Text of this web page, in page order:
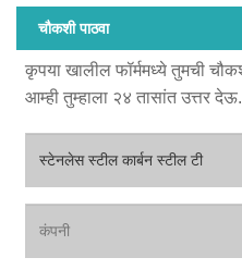
चौकशी पाठवा
कृपया खालील फॉर्ममध्ये तुमची
आम्ही तुम्हाला २४ तासांत उत्तर देऊ.